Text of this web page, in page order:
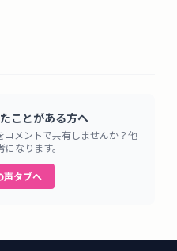
ことがある方へ
コメントで共有しませんか？他
なります。
声タブへ